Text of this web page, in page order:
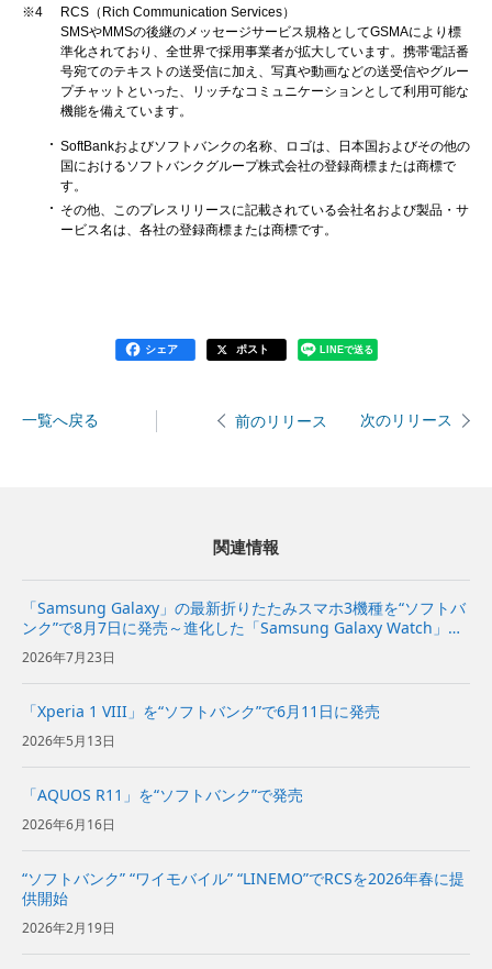
※4
RCS（Rich Communication Services）
SMSやMMSの後継のメッセージサービス規格としてGSMAにより標
準化されており、全世界で採用事業者が拡大しています。携帯電話番
号宛てのテキストの送受信に加え、写真や動画などの送受信やグルー
プチャットといった、リッチなコミュニケーションとして利用可能な
機能を備えています。
SoftBankおよびソフトバンクの名称、ロゴは、日本国およびその他の
国におけるソフトバンクグループ株式会社の登録商標または商標で
す。
その他、このプレスリリースに記載されている会社名および製品・サ
ービス名は、各社の登録商標または商標です。
シェア ポスト LINEで送る
一覧へ戻る 前のリリース 次のリリース
関連情報
「Samsung Galaxy」の最新折りたたみスマホ3機種を“ソフトバ
ンク”で8月7日に発売～進化した「Samsung Galaxy Watch」の
新しい2機種も発売～
2026年7月23日
「Xperia 1 VIII」を“ソフトバンク”で6月11日に発売
2026年5月13日
「AQUOS R11」を“ソフトバンク”で発売
2026年6月16日
“ソフトバンク” “ワイモバイル” “LINEMO”でRCSを2026年春に提
供開始
2026年2月19日